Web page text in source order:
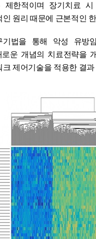
제한적이며 장기치료
원리 때문에 근본적인
법을 통해 악성 유방
운 개념의 치료전략을
제어기술을 적용한 결